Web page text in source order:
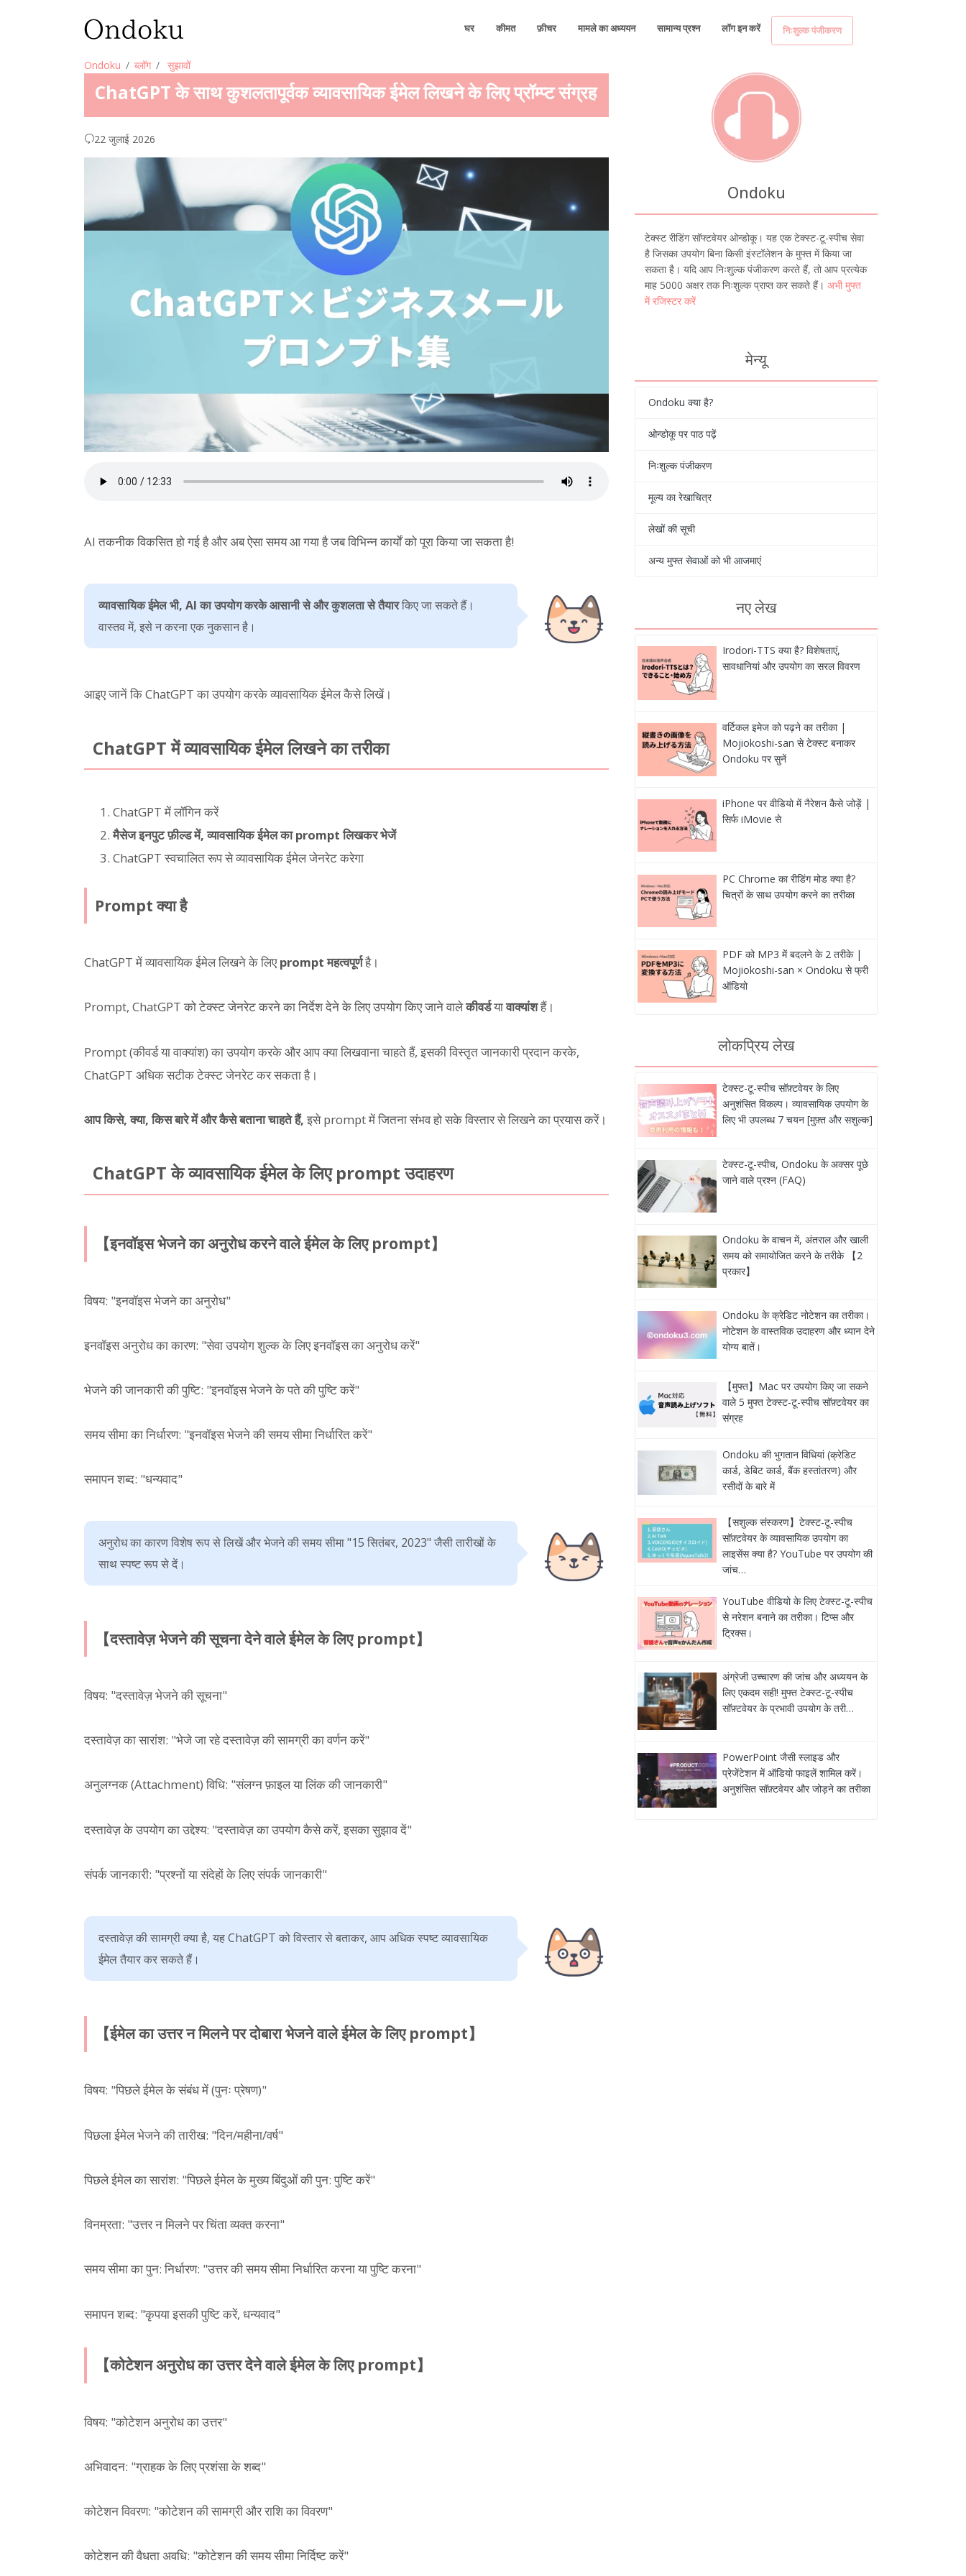
घर कीमत फ़ीचर मामले का अध्ययन सामान्य प्रश्न लॉग इन करें निःशुल्क पंजीकरण
Ondoku ब्लॉग सुझावों
ChatGPT के साथ कुशलतापूर्वक व्यावसायिक ईमेल लिखने के लिए प्रॉम्प्ट संग्रह
22 जुलाई 2026
AI तकनीक विकसित हो गई है और अब ऐसा समय आ गया है जब विभिन्न कार्यों को पूरा किया जा सकता है!
व्यावसायिक ईमेल भी, AI का उपयोग करके आसानी से और कुशलता से तैयारकिए जा सकते हैं।
वास्तव में, इसे न करना एक नुकसान है।
आइए जानें कि ChatGPT का उपयोग करके व्यावसायिक ईमेल कैसे लिखें।
ChatGPT में व्यावसायिक ईमेल लिखने का तरीका
ChatGPT में लॉगिन करें
मैसेज इनपुट फ़ील्ड में, व्यावसायिक ईमेल का prompt लिखकर भेजें
ChatGPT स्वचालित रूप से व्यावसायिक ईमेल जेनरेट करेगा
Prompt क्या है
ChatGPT में व्यावसायिक ईमेल लिखने के लिएprompt महत्वपूर्णहै।
Prompt, ChatGPT को टेक्स्ट जेनरेट करने का निर्देश देने के लिए उपयोग किए जाने वालेकीवर्डयावाक्यांशहैं।
Prompt (कीवर्ड या वाक्यांश) का उपयोग करके और आप क्या लिखवाना चाहते हैं, इसकी विस्तृत जानकारी प्रदान करके,
ChatGPT अधिक सटीक टेक्स्ट जेनरेट कर सकता है।
आप किसे, क्या, किस बारे में और कैसे बताना चाहते हैं,इसे prompt में जितना संभव हो सके विस्तार से लिखने का प्रयास करें।
ChatGPT के व्यावसायिक ईमेल के लिए prompt उदाहरण
【इनवॉइस भेजने का अनुरोध करने वाले ईमेल के लिए prompt】
विषय: "इनवॉइस भेजने का अनुरोध"
इनवॉइस अनुरोध का कारण: "सेवा उपयोग शुल्क के लिए इनवॉइस का अनुरोध करें"
भेजने की जानकारी की पुष्टि: "इनवॉइस भेजने के पते की पुष्टि करें"
समय सीमा का निर्धारण: "इनवॉइस भेजने की समय सीमा निर्धारित करें"
समापन शब्द: "धन्यवाद"
अनुरोध का कारण विशेष रूप से लिखें और भेजने की समय सीमा "15 सितंबर, 2023" जैसी तारीखों के
साथ स्पष्ट रूप से दें।
【दस्तावेज़ भेजने की सूचना देने वाले ईमेल के लिए prompt】
विषय: "दस्तावेज़ भेजने की सूचना"
दस्तावेज़ का सारांश: "भेजे जा रहे दस्तावेज़ की सामग्री का वर्णन करें"
अनुलग्नक (Attachment) विधि: "संलग्न फ़ाइल या लिंक की जानकारी"
दस्तावेज़ के उपयोग का उद्देश्य: "दस्तावेज़ का उपयोग कैसे करें, इसका सुझाव दें"
संपर्क जानकारी: "प्रश्नों या संदेहों के लिए संपर्क जानकारी"
दस्तावेज़ की सामग्री क्या है, यह ChatGPT को विस्तार से बताकर, आप अधिक स्पष्ट व्यावसायिक
ईमेल तैयार कर सकते हैं।
【ईमेल का उत्तर न मिलने पर दोबारा भेजने वाले ईमेल के लिए prompt】
विषय: "पिछले ईमेल के संबंध में (पुनः प्रेषण)"
पिछला ईमेल भेजने की तारीख: "दिन/महीना/वर्ष"
पिछले ईमेल का सारांश: "पिछले ईमेल के मुख्य बिंदुओं की पुन: पुष्टि करें"
विनम्रता: "उत्तर न मिलने पर चिंता व्यक्त करना"
समय सीमा का पुन: निर्धारण: "उत्तर की समय सीमा निर्धारित करना या पुष्टि करना"
समापन शब्द: "कृपया इसकी पुष्टि करें, धन्यवाद"
【कोटेशन अनुरोध का उत्तर देने वाले ईमेल के लिए prompt】
विषय: "कोटेशन अनुरोध का उत्तर"
अभिवादन: "ग्राहक के लिए प्रशंसा के शब्द"
कोटेशन विवरण: "कोटेशन की सामग्री और राशि का विवरण"
कोटेशन की वैधता अवधि: "कोटेशन की समय सीमा निर्दिष्ट करें"
Ondoku
टेक्स्ट रीडिंग सॉफ्टवेयर ओन्डोकू। यह एक टेक्स्ट-टू-स्पीच सेवा
है जिसका उपयोग बिना किसी इंस्टॉलेशन के मुफ्त में किया जा
सकता है। यदि आप निःशुल्क पंजीकरण करते हैं, तो आप प्रत्येक
माह 5000 अक्षर तक निःशुल्क प्राप्त कर सकते हैं। अभी मुफ्त
में रजिस्टर करें
मेन्यू
Ondoku क्या है?
ओन्डोकू पर पाठ पढ़ें
निःशुल्क पंजीकरण
मूल्य का रेखाचित्र
लेखों की सूची
अन्य मुफ्त सेवाओं को भी आजमाएं
नए लेख
Irodori-TTS क्या है? विशेषताएं,
सावधानियां और उपयोग का सरल विवरण
वर्टिकल इमेज को पढ़ने का तरीका |
Mojiokoshi-san से टेक्स्ट बनाकर
Ondoku पर सुनें
iPhone पर वीडियो में नैरेशन कैसे जोड़ें |
सिर्फ iMovie से
PC Chrome का रीडिंग मोड क्या है?
चित्रों के साथ उपयोग करने का तरीका
PDF को MP3 में बदलने के 2 तरीके |
Mojiokoshi-san × Ondoku से फ्री
ऑडियो
लोकप्रिय लेख
टेक्स्ट-टू-स्पीच सॉफ़्टवेयर के लिए
अनुशंसित विकल्प। व्यावसायिक उपयोग के
लिए भी उपलब्ध 7 चयन [मुफ़्त और सशुल्क]
टेक्स्ट-टू-स्पीच, Ondoku के अक्सर पूछे
जाने वाले प्रश्न (FAQ)
Ondoku के वाचन में, अंतराल और खाली
समय को समायोजित करने के तरीके 【2
प्रकार】
Ondoku के क्रेडिट नोटेशन का तरीका।
नोटेशन के वास्तविक उदाहरण और ध्यान देने
योग्य बातें।
【मुफ्त】Mac पर उपयोग किए जा सकने
वाले 5 मुफ्त टेक्स्ट-टू-स्पीच सॉफ़्टवेयर का
संग्रह
Ondoku की भुगतान विधियां (क्रेडिट
कार्ड, डेबिट कार्ड, बैंक हस्तांतरण) और
रसीदों के बारे में
【सशुल्क संस्करण】टेक्स्ट-टू-स्पीच
सॉफ़्टवेयर के व्यावसायिक उपयोग का
लाइसेंस क्या है? YouTube पर उपयोग की
जांच…
YouTube वीडियो के लिए टेक्स्ट-टू-स्पीच
से नरेशन बनाने का तरीका। टिप्स और
ट्रिक्स।
अंग्रेजी उच्चारण की जांच और अध्ययन के
लिए एकदम सही! मुफ्त टेक्स्ट-टू-स्पीच
सॉफ़्टवेयर के प्रभावी उपयोग के तरी…
PowerPoint जैसी स्लाइड और
प्रेजेंटेशन में ऑडियो फाइलें शामिल करें।
अनुशंसित सॉफ़्टवेयर और जोड़ने का तरीका